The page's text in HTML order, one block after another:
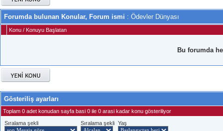
Forumda bulunan Konular, Forum ismi : Ödevler Dünyası
Konu / Konuyu Başlatan
Bu forumda
Gösteriliş ayarları
Toplam 0 adet konudan sayfa basi 0 ile 0 arasi kadar konu gösteriliyor
Sıralama şekli
Sıralama şekli Yaş